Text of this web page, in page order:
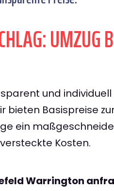
UMZUG
und
bieten Basispreise
ein
Kosten.
Warrington